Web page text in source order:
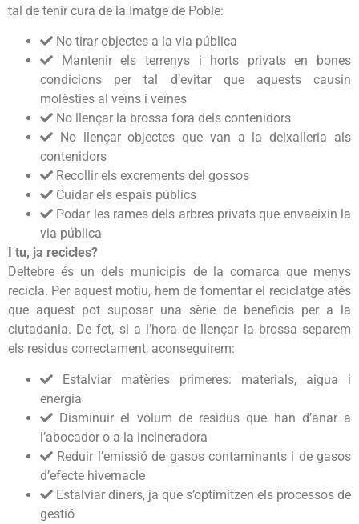
tal de tenir cura de la Imatge de Poble:
No tirar objectes a la via pública
Mantenir els terrenys i horts privats en bones
condicions per tal d’evitar que aquests causin
molèsties al veïns i veïnes
No llençar la brossa fora dels contenidors
No llençar objectes que van a la deixalleria als
contenidors
Recollir els excrements del gossos
Cuidar els espais públics
Podar les rames dels arbres privats que envaeixin la
via pública
I tu, ja recicles?
Deltebre és un dels municipis de la comarca que menys
recicla. Per aquest motiu, hem de fomentar el reciclatge atès
que aquest pot suposar una sèrie de beneficis per a la
ciutadania. De fet, si a l’hora de llençar la brossa separem
els residus correctament, aconseguirem:
Estalviar matèries primeres: materials, aigua i
energia
Disminuir el volum de residus que han d’anar a
l’abocador o a la incineradora
Reduir l’emissió de gasos contaminants i de gasos
d’efecte hivernacle
Estalviar diners, ja que s’optimitzen els processos de
gestió